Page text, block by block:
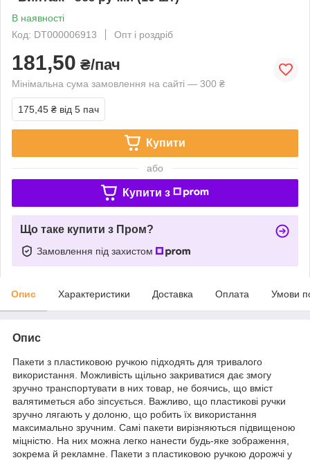
В наявності
Код: DT000006913
Опт і роздріб
181,50 ₴/пач
Мінімальна сума замовлення на сайті — 300 ₴
175,45 ₴ від 5 пач
Купити
або
Купити з
Що таке купити з Пром?
Замовлення під захистом
Опис Характеристики Доставка Оплата Умови
Опис
Пакети з пластиковою ручкою підходять для тривалого
використання. Можливість щільно закриватися дає змогу
зручно транспортувати в них товар, не боячись, що вміст
валятиметься або зіпсується. Важливо, що пластикові ручки
зручно лягають у долоню, що робить їх використання
максимально зручним. Самі пакети вирізняються підвищеною
міцністю. На них можна легко нанести будь-яке зображення,
зокрема й рекламне. Пакети з пластиковою ручкою дорожчі у